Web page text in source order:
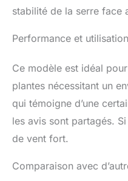
stabilité de la serre face
Performance et utilisation
Ce modèle est idéal
plantes nécessitant un
qui témoigne d’une
les avis sont partagés.
de vent fort.
Comparaison avec